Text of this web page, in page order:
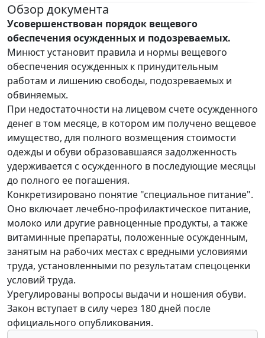
Обзор документа
Усовершенствован порядок вещевого
обеспечения осужденных и подозреваемых.
Минюст установит правила и нормы вещевого
обеспечения осужденных к принудительным
работам и лишению свободы, подозреваемых и
обвиняемых.
При недостаточности на лицевом счете осужденного
денег в том месяце, в котором им получено вещевое
имущество, для полного возмещения стоимости
одежды и обуви образовавшаяся задолженность
удерживается с осужденного в последующие месяцы
до полного ее погашения.
Конкретизировано понятие "специальное питание".
Оно включает лечебно-профилактическое питание,
молоко или другие равноценные продукты, а также
витаминные препараты, положенные осужденным,
занятым на рабочих местах с вредными условиями
труда, установленными по результатам спецоценки
условий труда.
Урегулированы вопросы выдачи и ношения обуви.
Закон вступает в силу через 180 дней после
официального опубликования.